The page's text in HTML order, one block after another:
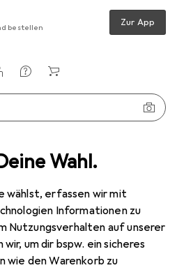
Wahl.
wählst, erfassen wir mit
Informationen zu
Nutzungsverhalten auf unserer
um dir bspw. ein sicheres
wie den Warenkorb zu
bestellen Zur App
Accessory Mutter einzeln für PG 21
2 Bilder